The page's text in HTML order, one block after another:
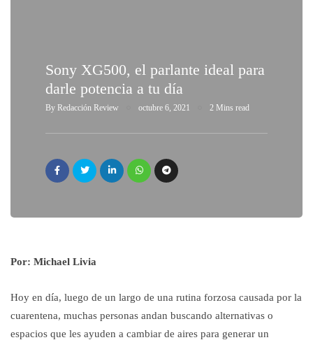
Sony XG500, el parlante ideal para
darle potencia a tu día
By Redacción Review octubre 6, 2021 2 Mins read
Por: Michael Livia
Hoy en día, luego de un largo de una rutina forzosa causada por la
cuarentena, muchas personas andan buscando alternativas o
espacios que les ayuden a cambiar de aires para generar un